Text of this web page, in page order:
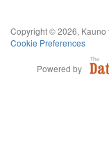
Copyright © 2026,
Cookie Preferences
Powered by